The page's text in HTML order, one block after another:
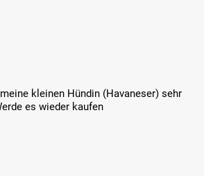
kleinen Hündin (Havaneser) sehr
es wieder kaufen